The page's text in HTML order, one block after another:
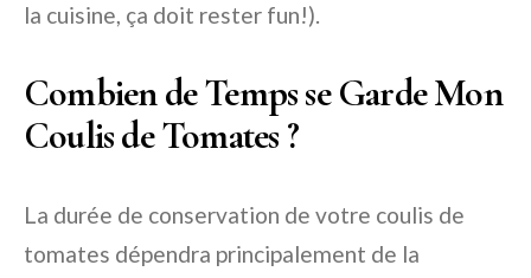
la cuisine, ça doit rester fun!).
Combien de Temps se Garde Mon
Coulis de Tomates ?
La durée de conservation de votre coulis de
tomates dépendra principalement de la